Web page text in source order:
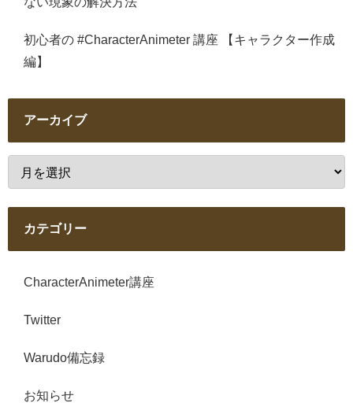
初心者の #CharacterAnimeter 講座 【キャラクター作成
編】
アーカイブ
カテゴリー
CharacterAnimeter講座
Twitter
Warudo備忘録
お知らせ